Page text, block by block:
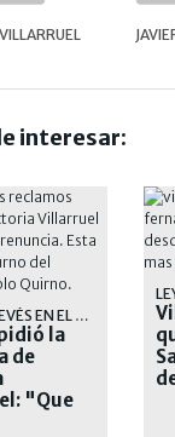
interesar:
TRAS EL REVÉS EN EL SENADO
la
de
"Que